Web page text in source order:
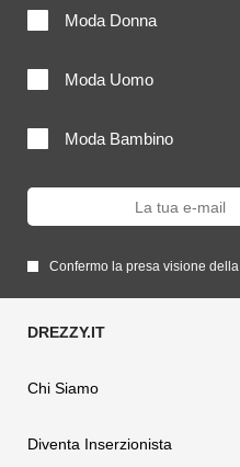
Moda Donna
Moda Uomo
Moda Bambino
Confermo la presa visione della
Chi Siamo
Diventa Inserzionista